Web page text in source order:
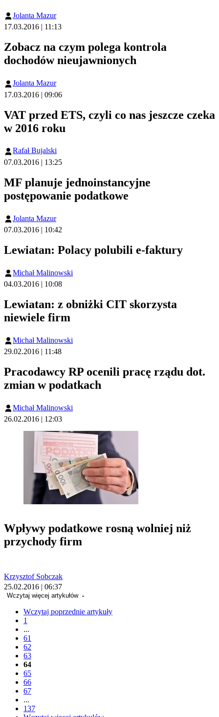
Jolanta Mazur
17.03.2016 | 11:13
Zobacz na czym polega kontrola
dochodów nieujawnionych
Jolanta Mazur
17.03.2016 | 09:06
VAT przed ETS, czyli co nas jeszcze czeka
w 2016 roku
Rafał Bujalski
07.03.2016 | 13:25
MF planuje jednoinstancyjne
postępowanie podatkowe
Jolanta Mazur
07.03.2016 | 10:42
Lewiatan: Polacy polubili e-faktury
Michał Malinowski
04.03.2016 | 10:08
Lewiatan: z obniżki CIT skorzysta
niewiele firm
Michał Malinowski
29.02.2016 | 11:48
Pracodawcy RP ocenili pracę rządu dot.
zmian w podatkach
Michał Malinowski
26.02.2016 | 12:03
Wpływy podatkowe rosną wolniej niż
przychody firm
Krzysztof Sobczak
25.02.2016 | 06:37
Wczytaj więcej artykułów
Wczytaj poprzednie artykuły
1
...
61
62
63
64
65
66
67
...
137